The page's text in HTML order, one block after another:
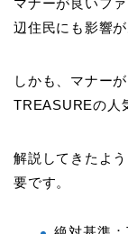
辺住民にも影響
しかも、マナー
TREASUREの人
解説してきたよ
要です。